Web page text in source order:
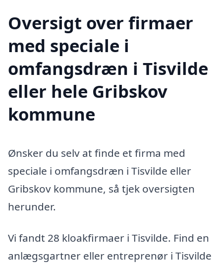
Oversigt over firmaer
med speciale i
omfangsdræn i Tisvilde
eller hele Gribskov
kommune
Ønsker du selv at finde et firma med
speciale i omfangsdræn i Tisvilde eller
Gribskov kommune, så tjek oversigten
herunder.
Vi fandt 28 kloakfirmaer i Tisvilde. Find en
anlægsgartner eller entreprenør i Tisvilde